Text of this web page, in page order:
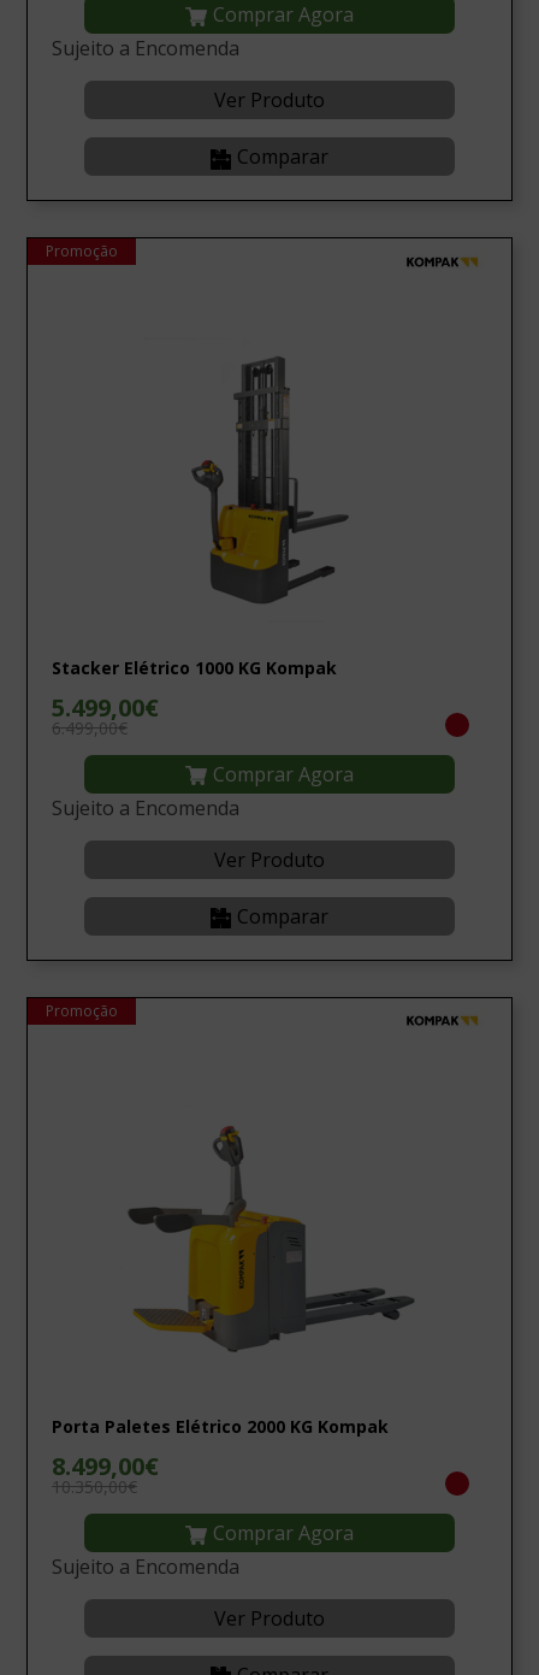
Comprar Agora
Sujeito a Encomenda
Ver Produto
Comparar
Promoção
Stacker Elétrico 1000 KG Kompak
5.499,00€
6.499,00€
Comprar Agora
Sujeito a Encomenda
Ver Produto
Comparar
Promoção
Porta Paletes Elétrico 2000 KG Kompak
8.499,00€
10.350,00€
Comprar Agora
Sujeito a Encomenda
Ver Produto